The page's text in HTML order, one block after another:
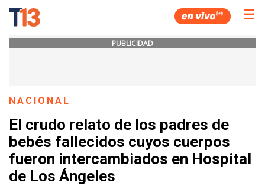
☰
PUBLICIDAD
NACIONAL
El crudo relato de los padres de
bebés fallecidos cuyos cuerpos
fueron intercambiados en Hospital
de Los Ángeles